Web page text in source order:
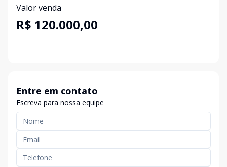
Valor venda
R$ 120.000,00
Entre em contato
Escreva para nossa equipe